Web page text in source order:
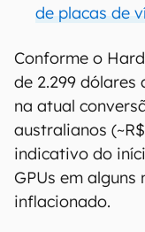
de placas de
Conforme o
de 2.299 dólares
na atual
australianos
indicativo do
GPUs em
inflacionado.